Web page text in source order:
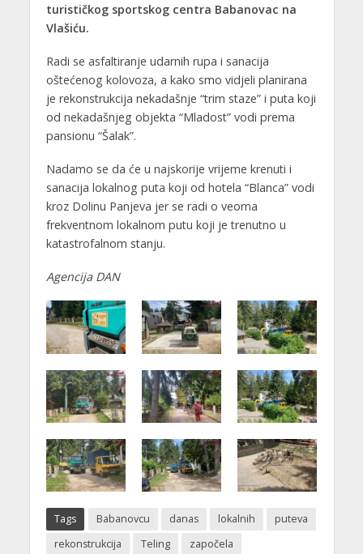
turističkog sportskog centra Babanovac na
Vlašiću.
Radi se asfaltiranje udarnih rupa i sanacija
oštećenog kolovoza, a kako smo vidjeli planirana
je rekonstrukcija nekadašnje “trim staze” i puta koji
od nekadašnjeg objekta “Mladost” vodi prema
pansionu “Šalak”.
Nadamo se da će u najskorije vrijeme krenuti i
sanacija lokalnog puta koji od hotela “Blanca” vodi
kroz Dolinu Panjeva jer se radi o veoma
frekventnom lokalnom putu koji je trenutno u
katastrofalnom stanju.
Agencija DAN
Tags Babanovcu danas lokalnih
puteva
rekonstrukcija
Teling započela